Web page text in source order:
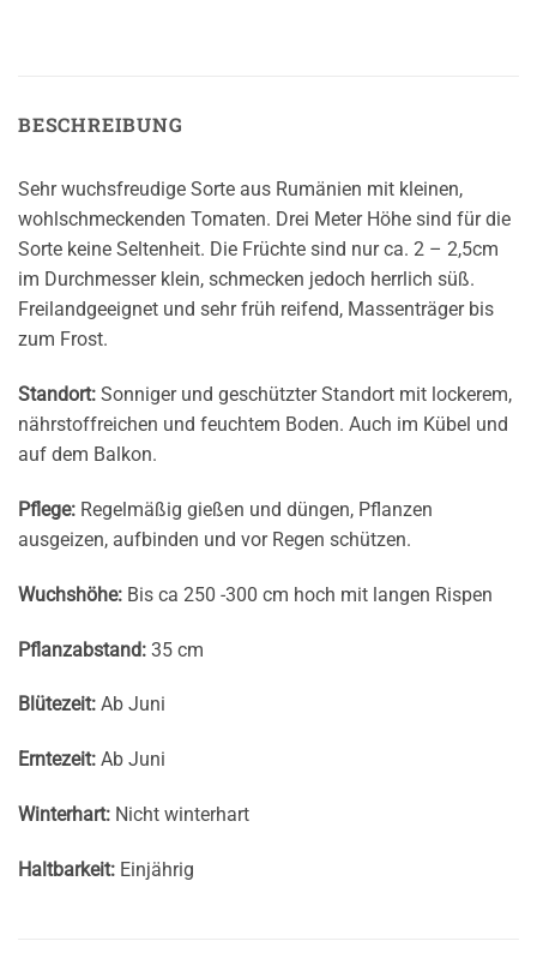
BESCHREIBUNG
Sehr wuchsfreudige Sorte aus Rumänien mit kleinen,
wohlschmeckenden Tomaten. Drei Meter Höhe sind für die
Sorte keine Seltenheit. Die Früchte sind nur ca. 2 – 2,5cm
im Durchmesser klein, schmecken jedoch herrlich süß.
Freilandgeeignet und sehr früh reifend, Massenträger bis
zum Frost.
Standort: Sonniger und geschützter Standort mit lockerem,
nährstoffreichen und feuchtem Boden. Auch im Kübel und
auf dem Balkon.
Pflege: Regelmäßig gießen und düngen, Pflanzen
ausgeizen, aufbinden und vor Regen schützen.
Wuchshöhe: Bis ca 250 -300 cm hoch mit langen Rispen
Pflanzabstand: 35 cm
Blütezeit: Ab Juni
Erntezeit: Ab Juni
Winterhart: Nicht winterhart
Haltbarkeit: Einjährig